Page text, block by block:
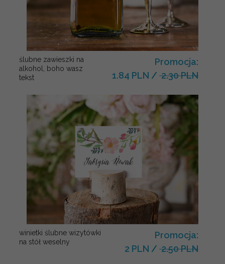
ślubne zawieszki na
alkohol, boho wasz
tekst
Promocja:
1.84 PLN / 2.30 PLN
winietki ślubne wizytówki
na stół weselny
Promocja:
2 PLN / 2.50 PLN